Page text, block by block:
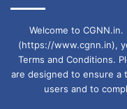
Welcome to
(https://www.cgnn.in),
Terms and Conditions.
are designed to ensure a
users and to